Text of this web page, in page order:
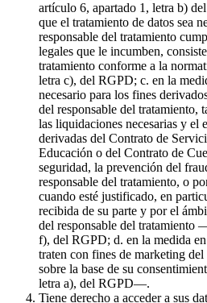
artículo 6, apartado 1, letra b)
que el tratamiento de datos sea
responsable del tratamiento
legales que le incumben,
tratamiento conforme a la
letra c), del RGPD; c. en la
necesario para los fines
del responsable del tratamiento,
las liquidaciones necesarias y el
derivadas del Contrato de
Educación o del Contrato de
seguridad, la prevención del
responsable del tratamiento, o
cuando esté justificado, en
recibida de su parte y por el
del responsable del tratamiento
f), del RGPD; d. en la medida en
traten con fines de marketing
sobre la base de su
letra a), del RGPD—.
Tiene derecho a acceder a sus